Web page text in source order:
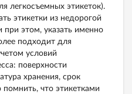
легкосъемных этикеток).
этикетки из недорогой
при этом, указать именно
подходит для
условий
поверхности
хранения, срок
что этикетками